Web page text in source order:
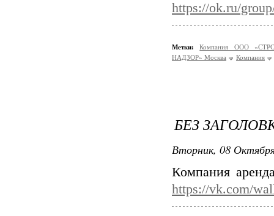
https://ok.ru/
Метки:
Компания ООО
НАДЗОР» Москва
Компания
БЕЗ
Вторник, 08
Компания
https://vk.com/